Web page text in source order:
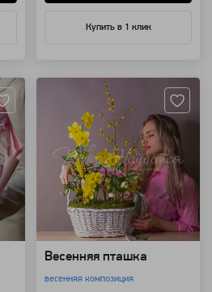
Купить в 1 клик
Весенняя пташка
весенняя композиция